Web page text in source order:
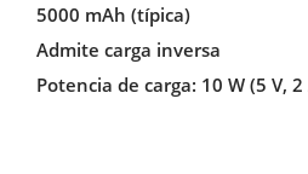
5000 mAh (típica)
Admite carga inversa
Potencia de carga: 10 W (5 V,